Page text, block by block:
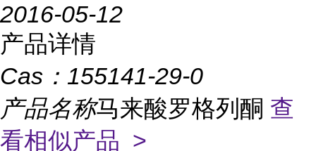
2016-05-12
产品详情
Cas： 155141-29-0
产品名称马来酸罗格列酮 查
看相似产品 >